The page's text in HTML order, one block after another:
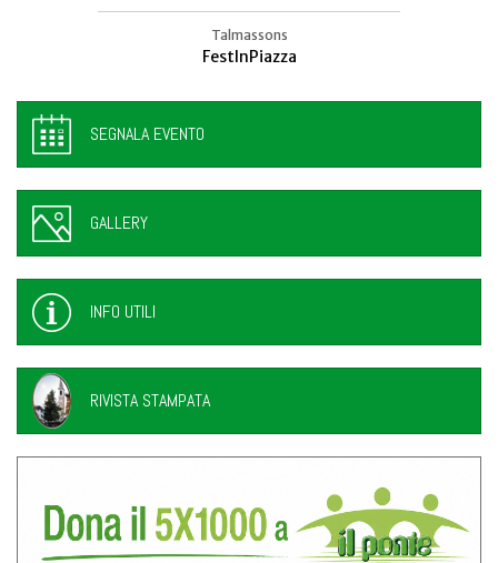
Villa Manin, Passariano di Codroipo
“Nuda Veritas” di Klimt in mostra a
Talmassons
FestInPiazza
SEGNALA EVENTO
GALLERY
INFO UTILI
RIVISTA STAMPATA